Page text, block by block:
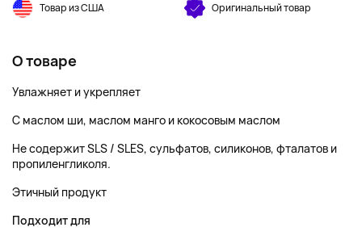
Товар из США Оригинальный товар
О товаре
Увлажняет и укрепляет
С маслом ши, маслом манго и кокосовым маслом
Не содержит SLS / SLES, сульфатов, силиконов, фталатов и
пропиленгликоля.
Этичный продукт
Подходит для